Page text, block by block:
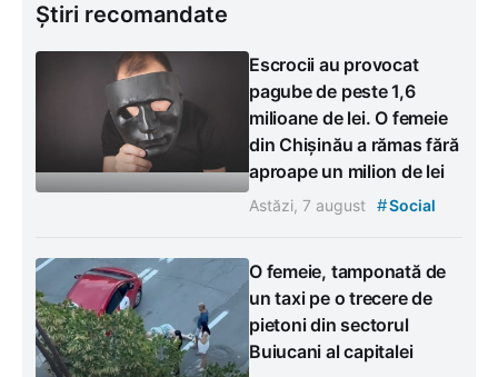
Știri recomandate
Escrocii au provocat
pagube de peste 1,6
milioane de lei. O femeie
din Chișinău a rămas fără
aproape un milion de lei
Astăzi, 7 august #Social
O femeie, tamponată de
un taxi pe o trecere de
pietoni din sectorul
Buiucani al capitalei